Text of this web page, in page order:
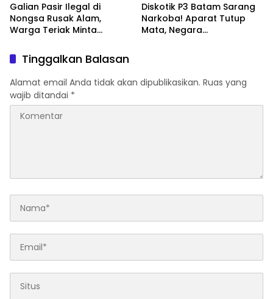
Galian Pasir Ilegal di
Nongsa Rusak Alam,
Warga Teriak Minta
Diskotik P3 Batam Sarang
Narkoba! Aparat Tutup
Mata, Negara
Tinggalkan Balasan
Alamat email Anda tidak akan dipublikasikan. Ruas yang
wajib ditandai *